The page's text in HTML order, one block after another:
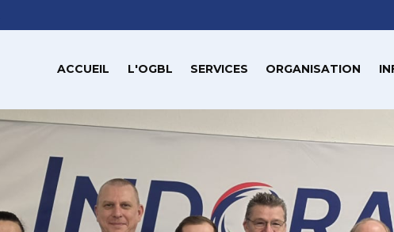
ACCUEIL L'OGBL SERVICES ORGANISATION